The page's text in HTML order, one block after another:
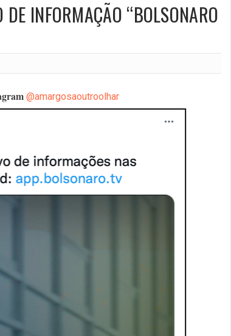
FOI MORADOR DE AMARGOSA E ESTUDANTE DA UFRB
NETO TEM 30%, DIZ PESQUISA
COBRA MAIS ACESSIBILIDADE EM AMARGOSA
HABITANTES; MUNIZ FERREIRA ESTÁ ENTRE ELAS
RECEBEM ALTA E PASSAM BEM APÓS ACIDENTE EM VARZEDO
NO 2º TURNO, DIZ PESQUISA
NA ARENA FONTE NOVA
SIMULAÇÃO DE VOTAÇÃO
INFORMAÇÃO “BOLSONARO
@amargosaoutroolhar